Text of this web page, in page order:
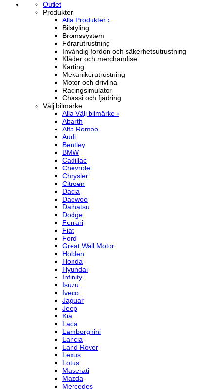
Outlet
Produkter
Alla Produkter ›
Bilstyling
Bromssystem
Förarutrustning
Invändig fordon och säkerhetsutrustning
Kläder och merchandise
Karting
Mekanikerutrustning
Motor och drivlina
Racingsimulator
Chassi och fjädring
Välj bilmärke
Alla Välj bilmärke ›
Abarth
Alfa Romeo
Audi
Bentley
BMW
Cadillac
Chevrolet
Chrysler
Citroen
Dacia
Daewoo
Daihatsu
Dodge
Ferrari
Fiat
Ford
Great Wall Motor
Holden
Honda
Hyundai
Infinity
Isuzu
Iveco
Jaguar
Jeep
Kia
Lada
Lamborghini
Lancia
Land Rover
Lexus
Lotus
Maserati
Mazda
Mercedes